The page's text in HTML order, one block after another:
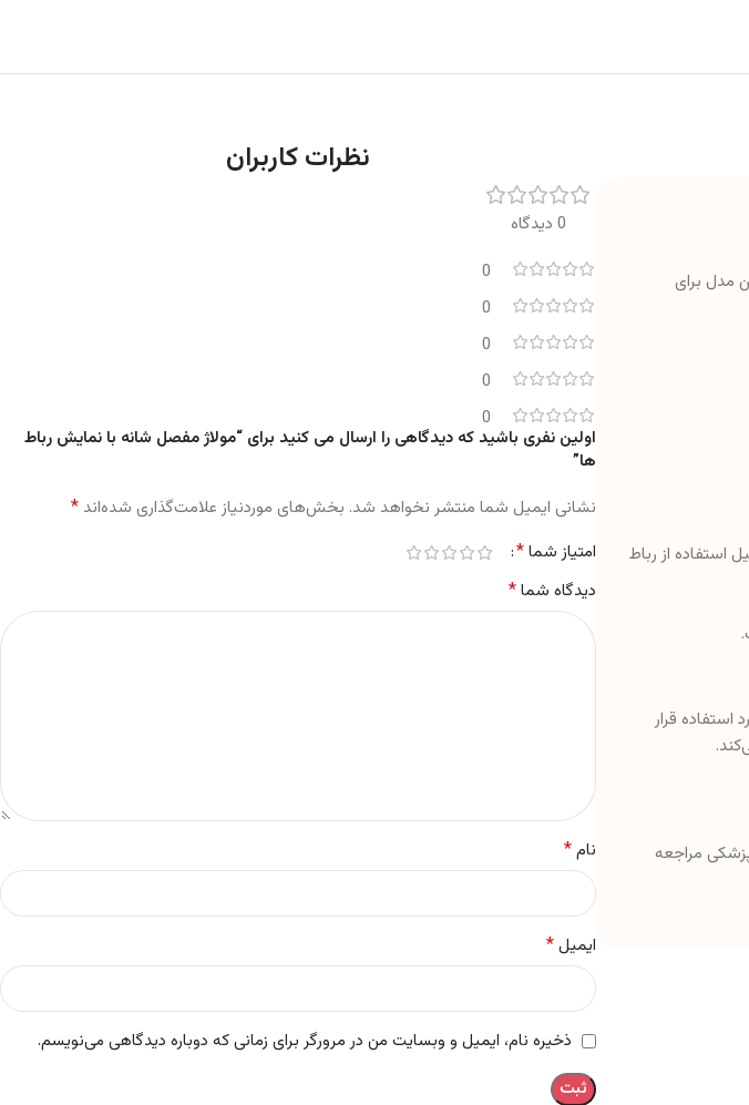
مدل برای
استفاده از رباط
قرار
مراجعه
نظرات کاربران
0 دیدگاه
0
0
0
0
0
اولین نفری باشید که دیدگاهی را ارسال می کنید برای “مولاژ مفصل شانه با نمایش رباط
ها”
نشانی ایمیل شما منتشر نخواهد شد. بخش‌های موردنیاز علامت‌گذاری شده‌اند*
امتیاز شما*
دیدگاه شما*
نام*
ایمیل*
ذخیره نام، ایمیل و وبسایت من در مرورگر برای زمانی که دوباره دیدگاهی می‌نویسم.